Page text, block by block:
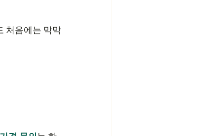
처음에는 막막